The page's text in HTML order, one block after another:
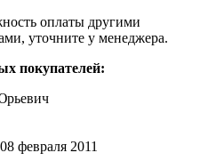
оплаты другими
уточните у менеджера.
покупателей:
февраля 2011